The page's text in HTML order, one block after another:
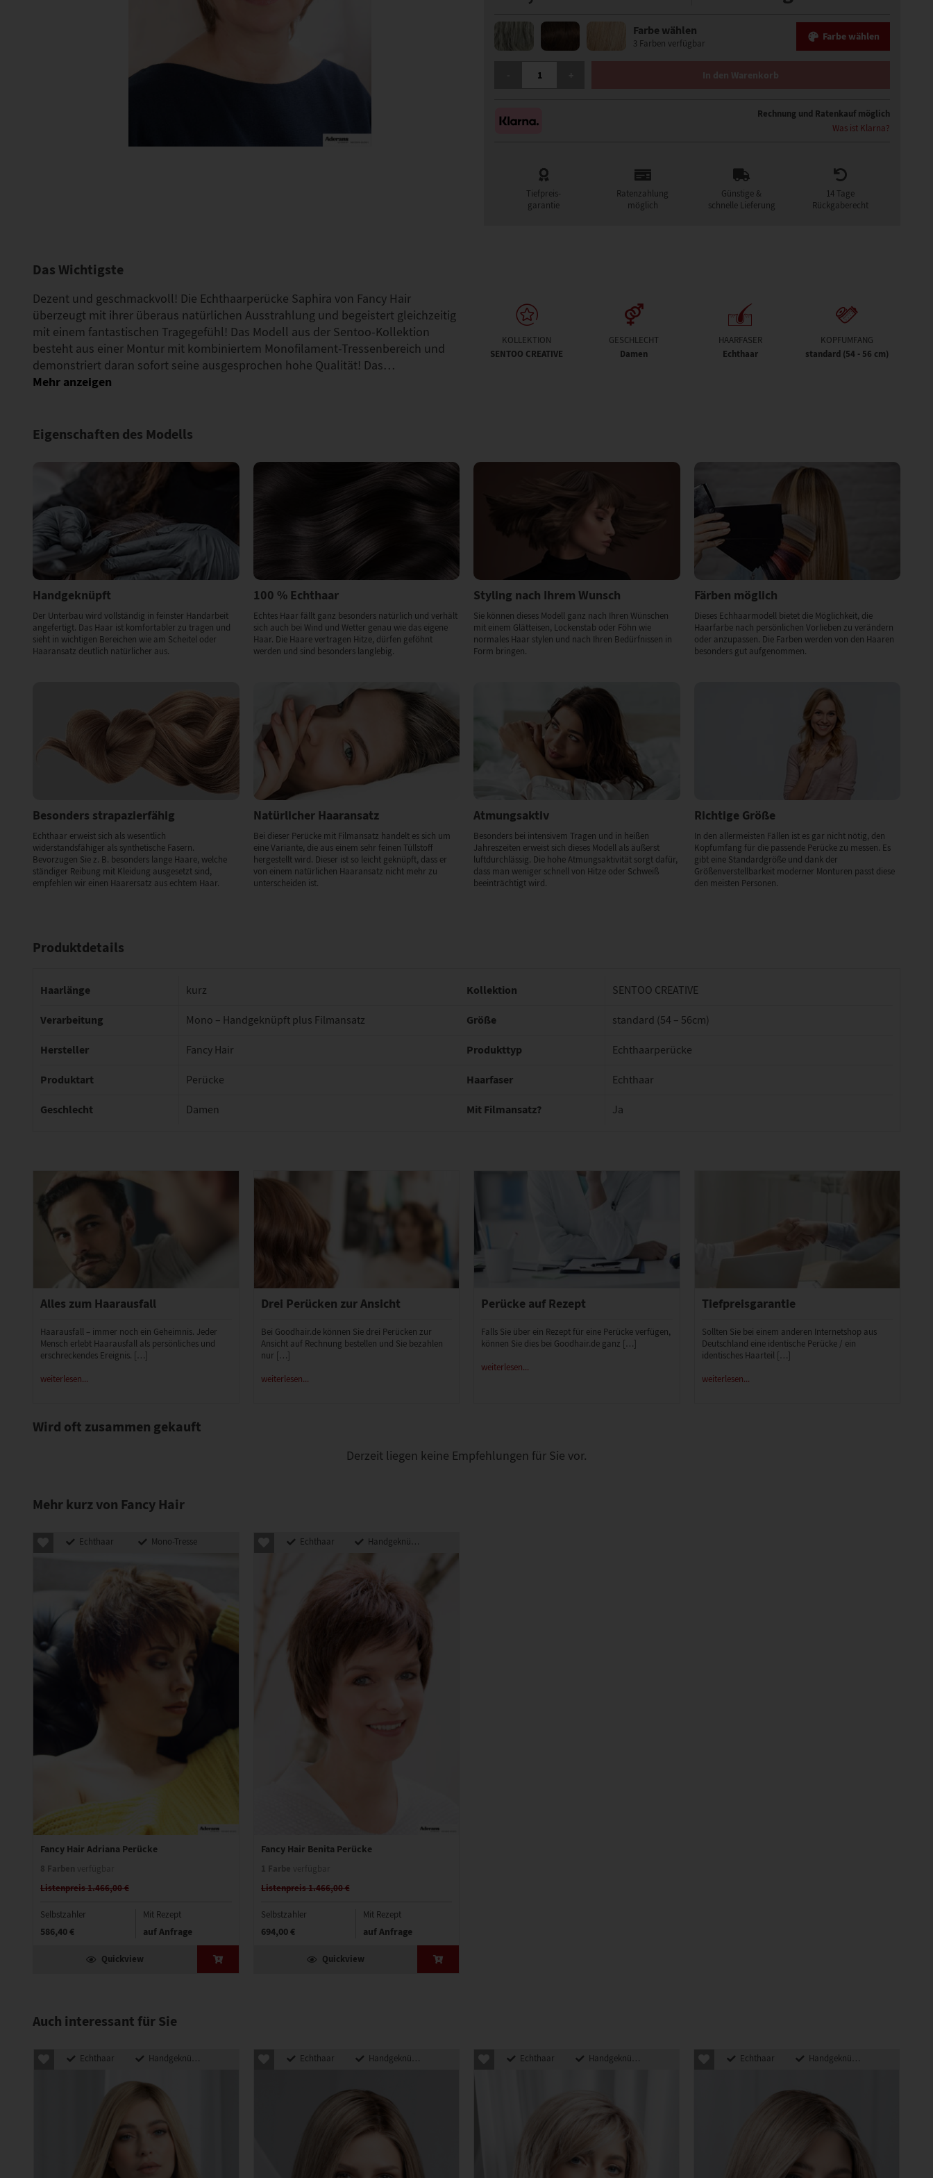
Farbe wählen
3 Farben verfügbar
Farbe wählen
In den Warenkorb
Rechnung und Ratenkauf möglich
Was ist Klarna?
Tiefpreis-
garantie
Ratenzahlung
möglich
Günstige &
schnelle Lieferung
14 Tage
Rückgaberecht
Das Wichtigste
KOLLEKTION
SENTOO CREATIVE
GESCHLECHT
Damen
HAARFASER
Echthaar
KOPFUMFANG
standard (54 - 56 cm)
Dezent und geschmackvoll! Die Echthaarperücke Saphira von Fancy Hair
überzeugt mit ihrer überaus natürlichen Ausstrahlung und begeistert gleichzeitig
mit einem fantastischen Tragegefühl! Das Modell aus der Sentoo-Kollektion
besteht aus einer Montur mit kombiniertem Monofilament-Tressenbereich und
demonstriert daran sofort seine ausgesprochen hohe Qualität! Das…
Eigenschaften des Modells
Handgeknüpft
Der Unterbau wird vollständig in feinster Handarbeit
angefertigt. Das Haar ist komfortabler zu tragen und
sieht in wichtigen Bereichen wie am Scheitel oder
Haaransatz deutlich natürlicher aus.
100 % Echthaar
Echtes Haar fällt ganz besonders natürlich und verhält
sich auch bei Wind und Wetter genau wie das eigene
Haar. Die Haare vertragen Hitze, dürfen geföhnt
werden und sind besonders langlebig.
Styling nach Ihrem Wunsch
Sie können dieses Modell ganz nach Ihren Wünschen
mit einem Glätteisen, Lockenstab oder Föhn wie
normales Haar stylen und nach Ihren Bedürfnissen in
Form bringen.
Färben möglich
Dieses Echhaarmodell bietet die Möglichkeit, die
Haarfarbe nach persönlichen Vorlieben zu verändern
oder anzupassen. Die Farben werden von den Haaren
besonders gut aufgenommen.
Besonders strapazierfähig
Echthaar erweist sich als wesentlich
widerstandsfähiger als synthetische Fasern.
Bevorzugen Sie z. B. besonders lange Haare, welche
ständiger Reibung mit Kleidung ausgesetzt sind,
empfehlen wir einen Haarersatz aus echtem Haar.
Natürlicher Haaransatz
Bei dieser Perücke mit Filmansatz handelt es sich um
eine Variante, die aus einem sehr feinen Tüllstoff
hergestellt wird. Dieser ist so leicht geknüpft, dass er
von einem natürlichen Haaransatz nicht mehr zu
unterscheiden ist.
Atmungsaktiv
Besonders bei intensivem Tragen und in heißen
Jahreszeiten erweist sich dieses Modell als äußerst
luftdurchlässig. Die hohe Atmungsaktivität sorgt dafür,
dass man weniger schnell von Hitze oder Schweiß
beeinträchtigt wird.
Richtige Größe
In den allermeisten Fällen ist es gar nicht nötig, den
Kopfumfang für die passende Perücke zu messen. Es
gibt eine Standardgröße und dank der
Größenverstellbarkeit moderner Monturen passt diese
den meisten Personen.
Produktdetails
Haarlänge kurz Kollektion SENTOO CREATIVE
Verarbeitung Mono – Handgeknüpft plus Filmansatz Größe standard (54 – 56cm)
Hersteller Fancy Hair Produkttyp Echthaarperücke
Produktart Perücke Haarfaser Echthaar
Geschlecht Damen Mit Filmansatz? Ja
Alles zum Haarausfall
Haarausfall – immer noch ein Geheimnis. Jeder
Mensch erlebt Haarausfall als persönliches und
erschreckendes Ereignis. […]
weiterlesen...
Drei Perücken zur Ansicht
Bei Goodhair.de können Sie drei Perücken zur
Ansicht auf Rechnung bestellen und Sie bezahlen
nur […]
weiterlesen...
Perücke auf Rezept
Falls Sie über ein Rezept für eine Perücke verfügen,
können Sie dies bei Goodhair.de ganz […]
weiterlesen...
Tiefpreisgarantie
Sollten Sie bei einem anderen Internetshop aus
Deutschland eine identische Perücke / ein
identisches Haarteil […]
weiterlesen...
Wird oft zusammen gekauft
Derzeit liegen keine Empfehlungen für Sie vor.
Mehr kurz von Fancy Hair
Echthaar Mono-Tresse
Fancy Hair Adriana Perücke
Listenpreis 1.466,00 €
Selbstzahler
586,40 €
Mit Rezept
auf Anfrage
Quickview
Echthaar Handgeknüpft
Fancy Hair Benita Perücke
Listenpreis 1.466,00 €
Selbstzahler
694,00 €
Mit Rezept
auf Anfrage
Quickview
Auch interessant für Sie
Echthaar Handgeknüpft Echthaar Handgeknüpft Echthaar Handgeknüpft Echthaar Handgeknüpft